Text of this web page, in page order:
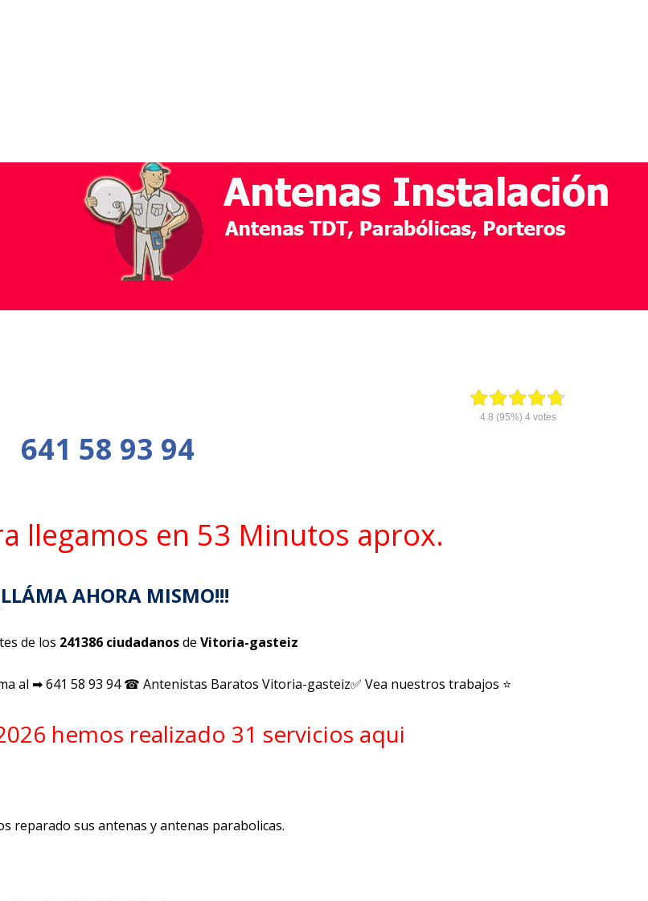
4.8 (95%) 4votes
641 58 93 94
llegamos en 53 Minutos aprox.
AHORA MISMO!!!
de los 241386 ciudadanosde Vitoria-gasteiz
al ➡ 641 58 93 94 ☎ Antenistas Baratos Vitoria-gasteiz✅ Vea nuestros trabajos ⭐
hemos realizado 31 servicios aqui
reparado sus antenas y antenas parabolicas.